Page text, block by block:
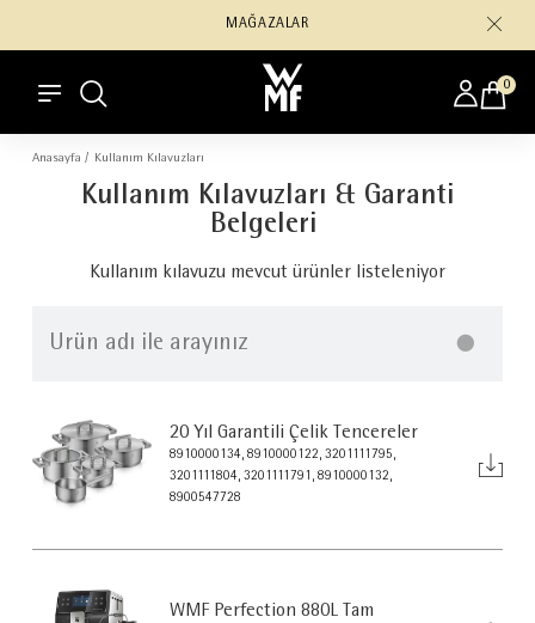
MAĞAZALAR
0
Anasayfa / Kullanım Kılavuzları
Kullanım Kılavuzları & Garanti
Belgeleri
Kullanım kılavuzu mevcut ürünler listeleniyor
20 Yıl Garantili Çelik Tencereler
8910000134, 8910000122, 3201111795,
3201111804, 3201111791, 8910000132,
8900547728
WMF Perfection 880L Tam